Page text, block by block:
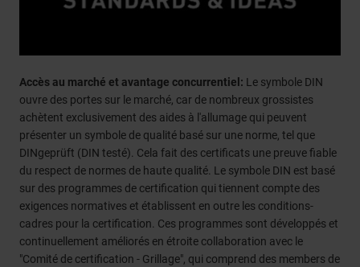
Accès au marché et avantage concurrentiel: Le symbole DIN
ouvre des portes sur le marché, car de nombreux grossistes
achètent exclusivement des aides à l'allumage qui peuvent
présenter un symbole de qualité basé sur une norme, tel que
DINgeprüft (DIN testé). Cela fait des certificats une preuve fiable
du respect de normes de haute qualité. Le symbole DIN est basé
sur des programmes de certification qui tiennent compte des
exigences normatives et établissent en outre les conditions-
cadres pour la certification. Ces programmes sont développés et
continuellement améliorés en étroite collaboration avec le
"Comité de certification - Grillage", qui comprend des members de